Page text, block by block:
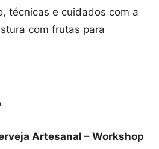
técnicas e cuidados com a
com frutas para
Artesanal – Workshop